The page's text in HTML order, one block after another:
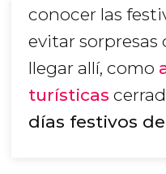
conocer las
evitar sorpresas
llegar allí, como
turísticas
días festivos